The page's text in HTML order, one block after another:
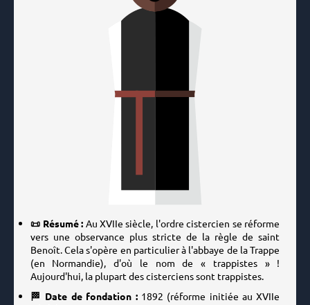
📜 Résumé : Au XVIIe siècle, l'ordre cistercien se réforme
vers une observance plus stricte de la règle de saint
Benoît. Cela s'opère en particulier à l'abbaye de la Trappe
(en Normandie), d'où le nom de « trappistes » !
Aujourd'hui, la plupart des cisterciens sont trappistes.
🏁 Date de fondation :1892 (réforme initiée au XVIIe